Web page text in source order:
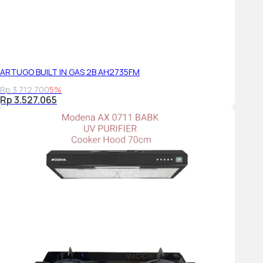
ARTUGO BUILT IN GAS 2B AH2735FM
Rp 3.712.7005%
Rp 3.527.065